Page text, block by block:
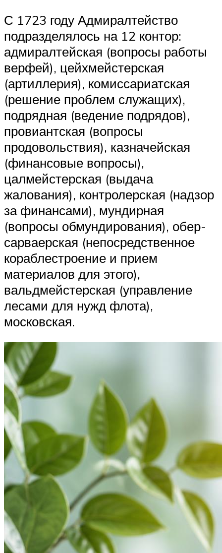
С 1723 году Адмиралтейство
подразделялось на 12 контор:
адмиралтейская (вопросы работы
верфей), цейхмейстерская
(артиллерия), комиссариатская
(решение проблем служащих),
подрядная (ведение подрядов),
провиантская (вопросы
продовольствия), казначейская
(финансовые вопросы),
цалмейстерская (выдача
жалования), контролерская (надзор
за финансами), мундирная
(вопросы обмундирования), обер-
сарваерская (непосредственное
кораблестроение и прием
материалов для этого),
вальдмейстерская (управление
лесами для нужд флота),
московская.